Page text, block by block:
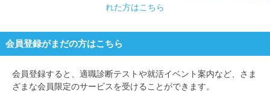
れた方はこちら
会員登録がまだの方はこちら
会員登録すると、 適職診断テストや就活イベント案内など、さま
ざまな会員限定のサービスを受けることができます。